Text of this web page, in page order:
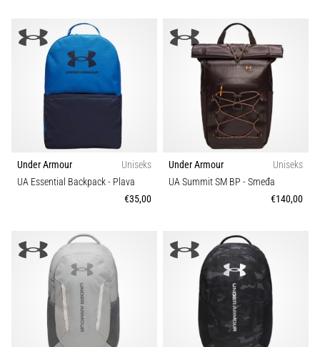
Under Armour
Uniseks
UA Essential Backpack- Plava
€35,00
Under Armour
Uniseks
UA Summit SM BP - Smeđa
€140,00